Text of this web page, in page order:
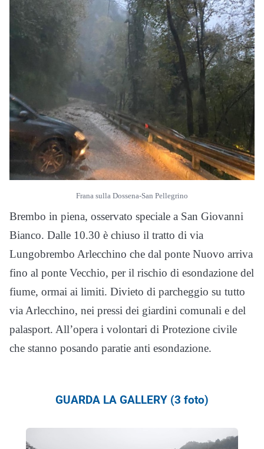
Frana sulla Dossena-San Pellegrino
Brembo in piena, osservato speciale a San Giovanni
Bianco. Dalle 10.30 è chiuso il tratto di via
Lungobrembo Arlecchino che dal ponte Nuovo arriva
fino al ponte Vecchio, per il rischio di esondazione del
fiume, ormai ai limiti. Divieto di parcheggio su tutto
via Arlecchino, nei pressi dei giardini comunali e del
palasport. All’opera i volontari di Protezione civile
che stanno posando paratie anti esondazione.
GUARDA LA GALLERY (3 foto)